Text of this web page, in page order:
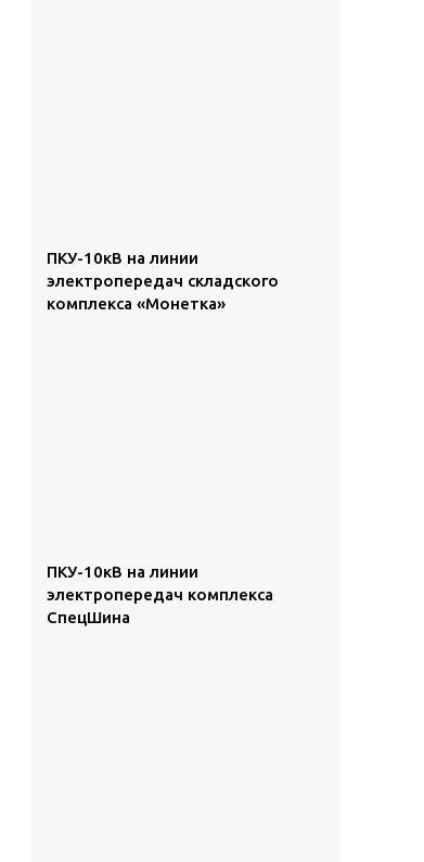
ПКУ-10кВ на линии
электропередач складского
комплекса «Монетка»
ПКУ-10кВ на линии
электропередач комплекса
СпецШина